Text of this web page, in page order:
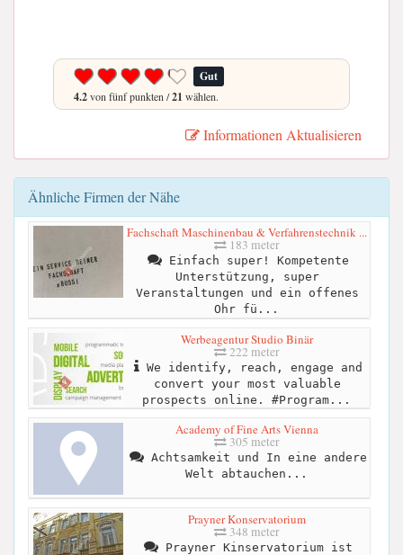
Gut
4.2von fünf punkten /21 wählen.
Informationen Aktualisieren
Ähnliche Firmen der Nähe
Fachschaft Maschinenbau & Verfahrenstechnik ...
183 meter
Einfach super! Kompetente
Unterstützung, super
Veranstaltungen und ein offenes
Ohr fü...
Werbeagentur Studio Binär
222 meter
We identify, reach, engage and
convert your most valuable
prospects online. #Program...
Academy of Fine Arts Vienna
305 meter
Achtsamkeit und In eine andere
Welt abtauchen...
Prayner Konservatorium
348 meter
Prayner Kinservatorium ist